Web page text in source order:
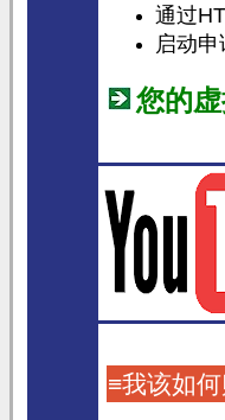
通过
启动申
您的
≡我该如